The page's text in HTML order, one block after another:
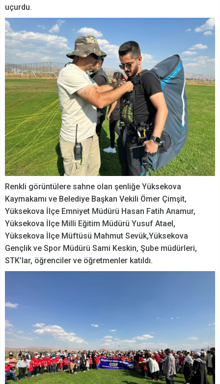
uçurdu.
Renkli görüntülere sahne olan şenliğe Yüksekova
Kaymakamı ve Belediye Başkan Vekili Ömer Çimşit,
Yüksekova İlçe Emniyet Müdürü Hasan Fatih Anamur,
Yüksekova İlçe Milli Eğitim Müdürü Yusuf Atael,
Yüksekova İlçe Müftüsü Mahmut Sevük,Yüksekova
Gençlik ve Spor Müdürü Sami Keskin, Şube müdürleri,
STK’lar, öğrenciler ve öğretmenler katıldı.